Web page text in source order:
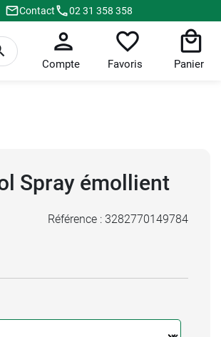
Contact 02 31 358 358
Compte Favoris Panier
Spray émollient
Référence : 3282770149784